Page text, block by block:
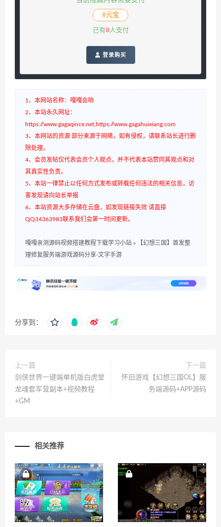
8元宝
已有0人支付
登录购买
1、本网站名称：嘎嘎会响
2、本站永久网址：
https://www.gagaqince.net,https://www.gagahuixiang.com
3、本网站的资源 部分来源于网络，如有侵权，请联系站长进行删
除处理。
4、会员发帖仅代表会员个人观点，并不代表本站赞同其观点和对
其真实性负责。
5、本站一律禁止以任何方式发布或转载任何违法的相关信息，访
客发现请向站长举报
6、本站资源大多存储在云盘，如发现链接失效 请直接
QQ34363983联系我们会第一时间更新。
嘎嘎亲测源码视频搭建教程下载学习小站 »
【幻想三国】首发整
理修复服务端游戏源码分享-文字手游
分享到：
上一篇
剑侠世界一键端单机版白虎堂
龙魂套军营副本+视频教程
+GM
下一篇
怀旧游戏【幻想三国OL】服
务端源码+APP源码
相关推荐